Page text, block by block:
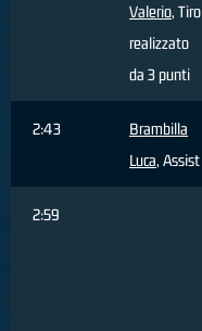
Valerio, Tiro
realizzato
da 3 punti
2:43
Brambilla
Luca, Assist
2:59